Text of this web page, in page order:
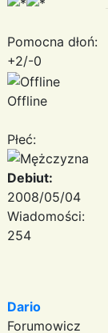
Pomocna dłoń:
+2/-0
Offline
Płeć:
Debiut:
2008/05/04
Wiadomości:
254
Dario
Forumowicz